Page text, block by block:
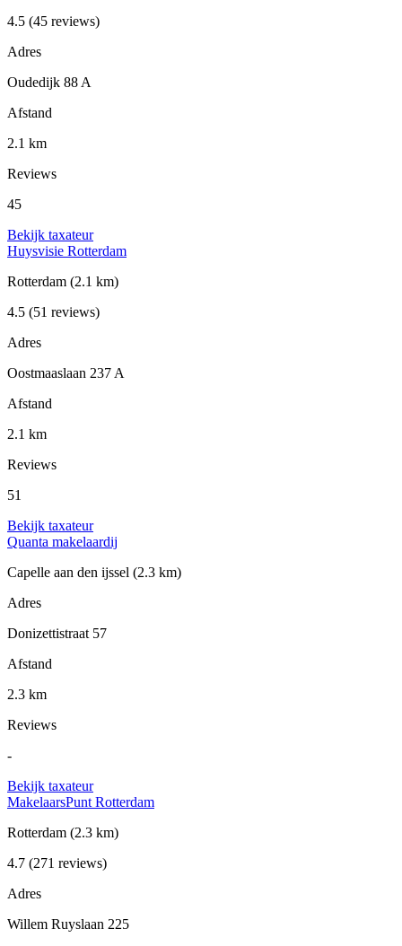
4.5 (45 reviews)
Adres
Oudedijk 88 A
Afstand
2.1 km
Reviews
45
Bekijk taxateur
Huysvisie Rotterdam
Rotterdam (2.1 km)
4.5 (51 reviews)
Adres
Oostmaaslaan 237 A
Afstand
2.1 km
Reviews
51
Bekijk taxateur
Quanta makelaardij
Capelle aan den ijssel (2.3 km)
Adres
Donizettistraat 57
Afstand
2.3 km
Reviews
-
Bekijk taxateur
MakelaarsPunt Rotterdam
Rotterdam (2.3 km)
4.7 (271 reviews)
Adres
Willem Ruyslaan 225